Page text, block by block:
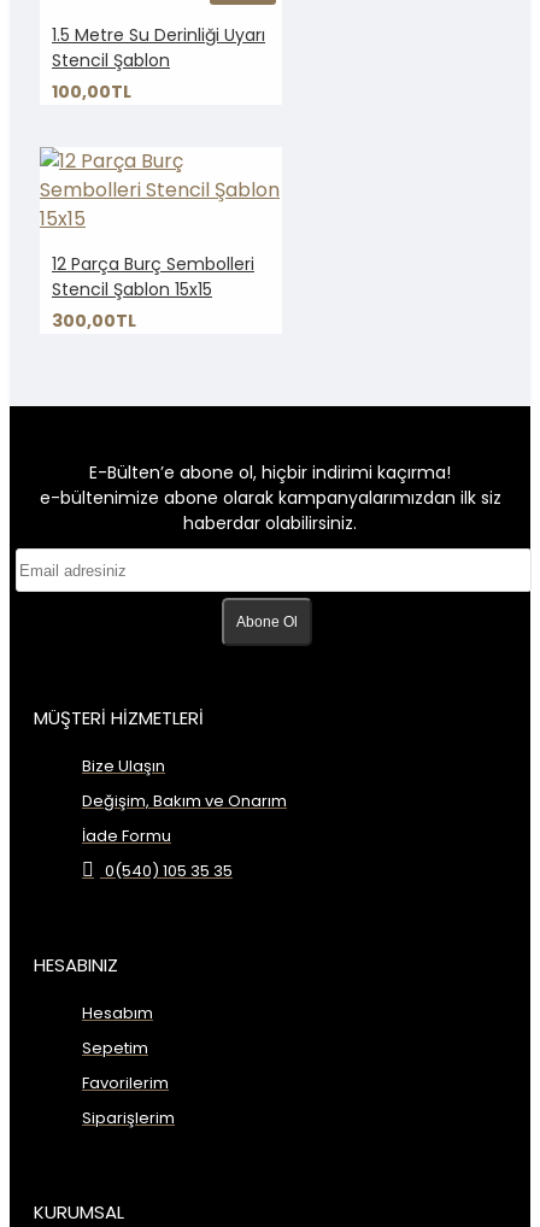
1.5 Metre Su Derinliği Uyarı
Stencil Şablon
100,00TL
12 Parça Burç Sembolleri
Stencil Şablon 15x15
300,00TL
E-Bülten’e abone ol, hiçbir indirimi kaçırma!
e-bültenimize abone olarak kampanyalarımızdan ilk siz
haberdar olabilirsiniz.
Abone Ol
MÜŞTERİ HİZMETLERİ
Bize Ulaşın
Değişim, Bakım ve Onarım
İade Formu
0(540) 105 35 35
HESABINIZ
Hesabım
Sepetim
Favorilerim
Siparişlerim
KURUMSAL